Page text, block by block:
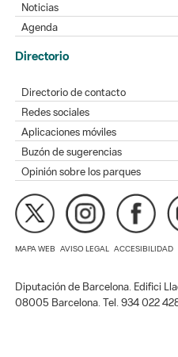
Noticias
Agenda
Directorio
Directorio de contacto
Redes sociales
Aplicaciones móviles
Buzón de sugerencias
Opinión sobre los parques
MAPA WEB AVISO LEGAL ACCESIBILIDAD
Diputación de Barcelona. Edifici
08005 Barcelona. Tel. 934 022